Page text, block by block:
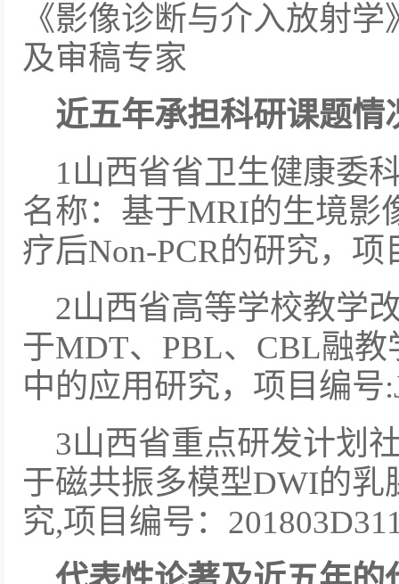
《影像诊断与介入放射
及审稿专家
近五年承担科研课题情
1山西省省卫生健康委
名称：基于MRI的生境影
疗后Non-PCR的研究，项
2山西省高等学校教学
于MDT、PBL、CBL融
中的应用研究，项目编号
3山西省重点研发计划
于磁共振多模型DWI的
究,项目编号：